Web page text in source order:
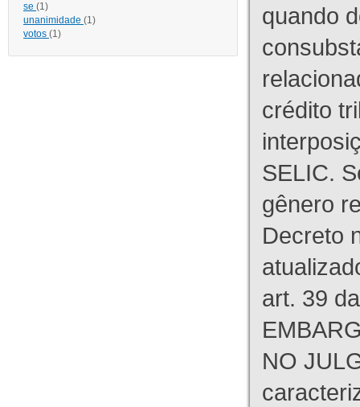
se (1)
unanimidade (1)
votos (1)
quando
crédito
SELIC.
gênero
Decreto
art. 39
NO